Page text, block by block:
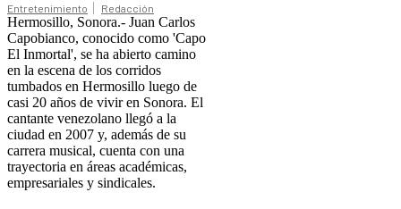
Entretenimiento Redacción
Hermosillo, Sonora.- Juan Carlos
Capobianco, conocido como 'Capo
El Inmortal', se ha abierto camino
en la escena de los corridos
tumbados en Hermosillo luego de
casi 20 años de vivir en Sonora. El
cantante venezolano llegó a la
ciudad en 2007 y, además de su
carrera musical, cuenta con una
trayectoria en áreas académicas,
empresariales y sindicales.